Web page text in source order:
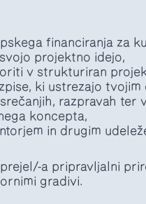
financiranja za
projektno idejo,
v strukturiran
ki ustrezajo tvojim
razpravah ter
koncepta,
in drugim
a pripravljalni
gradivi.